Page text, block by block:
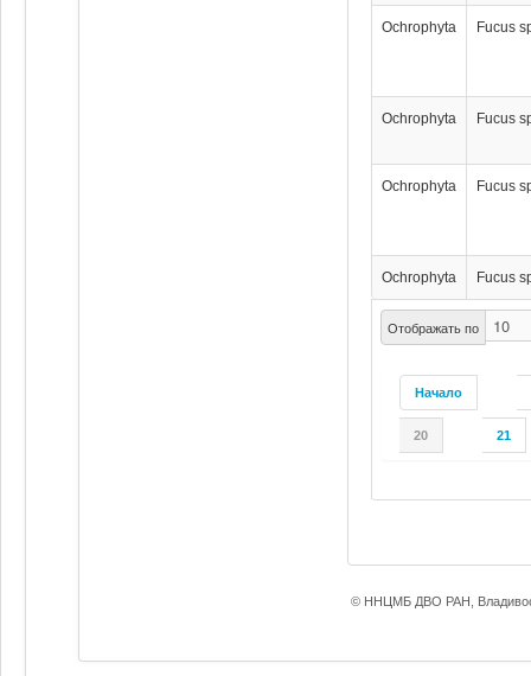
Отображать по
Начало
20 21
Ochrophyta Fucus
Ochrophyta Fucus
Ochrophyta Fucus
Ochrophyta Fucus
© ННЦМБ ДВО РАН,